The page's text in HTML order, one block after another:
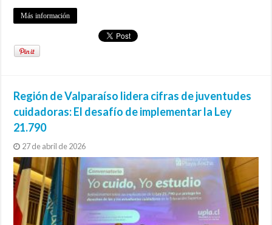
Más información
Región de Valparaíso lidera cifras de juventudes
cuidadoras: El desafío de implementar la Ley
21.790
27 de abril de 2026